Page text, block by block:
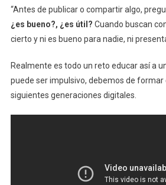
“Antes de publicar o compartir algo,
¿es bueno?, ¿es útil? Cuando buscan
cierto y ni es bueno para nadie, ni
Realmente es todo un reto educar así a
puede ser impulsivo, debemos de
siguientes generaciones digitales.